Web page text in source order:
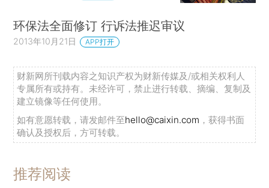
环保法全面修订 行诉法推迟审议
2013年10月21日 APP打开
财新网所刊载内容之知识产权为财新传媒及/或相关权利人
专属所有或持有。未经许可，禁止进行转载、摘编、复制及
建立镜像等任何使用。
如有意愿转载，请发邮件至hello@caixin.com ，获得书面
确认及授权后，方可转载。
推荐阅读